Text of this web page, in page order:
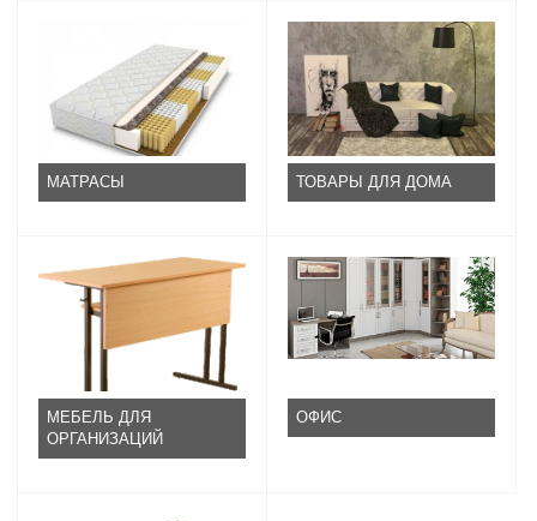
МАТРАСЫ ТОВАРЫ ДЛЯ ДОМА
МЕБЕЛЬ ДЛЯ
ОРГАНИЗАЦИЙ
ОФИС